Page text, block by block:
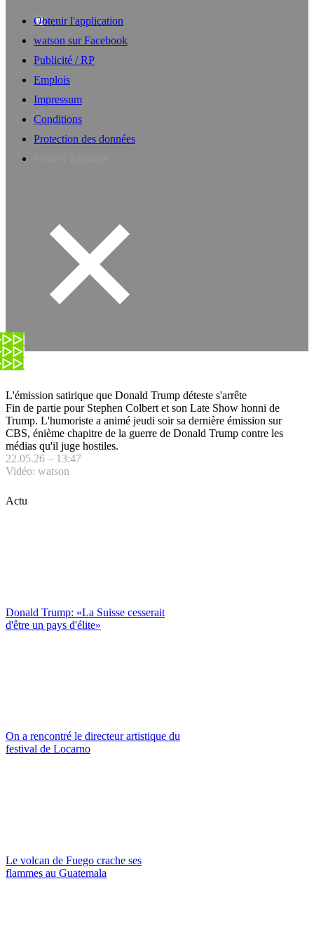
Obtenir l'application
watson sur Facebook
Publicité / RP
Emplois
Impressum
Conditions
Protection des données
L'émission satirique que Donald Trump déteste s'arrête
Fin de partie pour Stephen Colbert et son Late Show honni de
Trump. L'humoriste a animé jeudi soir sa dernière émission sur
CBS, énième chapitre de la guerre de Donald Trump contre les
médias qu'il juge hostiles.
22.05.26 – 13:47
Vidéo: watson
Actu
Donald Trump: «La Suisse cesserait
d'être un pays d'élite»
On a rencontré le directeur artistique du
festival de Locarno
Le volcan de Fuego crache ses
flammes au Guatemala